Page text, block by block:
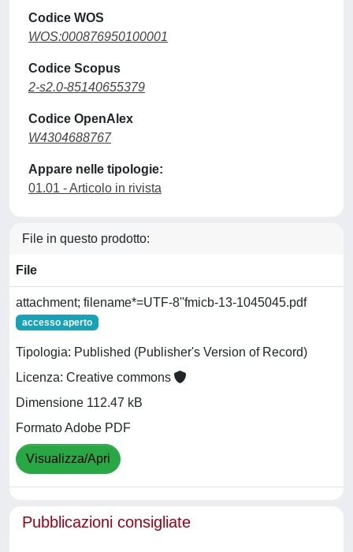
Codice WOS
WOS:000876950100001
Codice Scopus
2-s2.0-85140655379
Codice OpenAlex
W4304688767
Appare nelle tipologie:
01.01 - Articolo in rivista
File in questo prodotto:
File
attachment; filename*=UTF-8''fmicb-13-1045045.pdf
accesso aperto
Tipologia: Published (Publisher's Version of Record)
Licenza: Creative commons
Dimensione 112.47 kB
Formato Adobe PDF
Visualizza/Apri
Pubblicazioni consigliate